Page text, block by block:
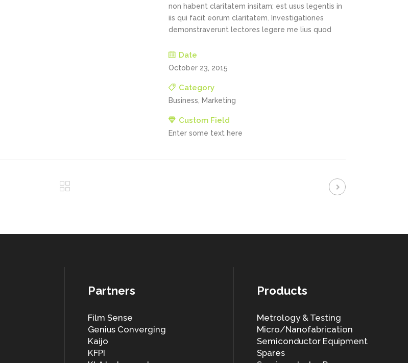
non habent claritatem insitam; est usus legentis in
iis qui facit eorum claritatem. Investigationes
demonstraverunt lectores legere me lius quod
Date
October 23, 2015
Category
Business, Marketing
Custom Field
Enter some text here
Partners
Film Sense
Genius Converging
Kaijo
KFPI
Products
Metrology & Testing
Micro/Nanofabrication
Semiconductor Equipment
Spares